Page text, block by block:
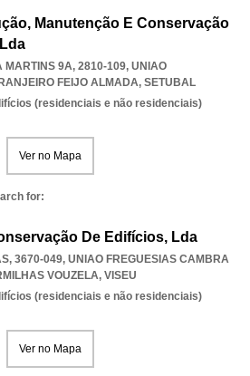
Manutenção E Conservação
MARTINS 9A, 2810-109, UNIAO
FEIJO ALMADA, SETUBAL
(residenciais e não residenciais)
Ver no Mapa
for:
De Edifícios, Lda
3670-049, UNIAO FREGUESIAS CAMBRA
VOUZELA, VISEU
(residenciais e não residenciais)
Ver no Mapa